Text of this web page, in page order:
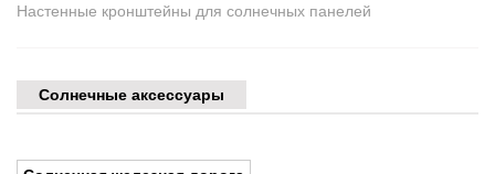
Настенные кронштейны для солнечных панелей
Солнечные аксессуары